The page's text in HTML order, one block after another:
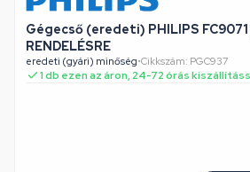
Gégecső (eredeti) PHILIPS
RENDELÉSRE
eredeti (gyári) minőség•Cikkszám: PGC937
1 db ezen az áron, 24-72 órás